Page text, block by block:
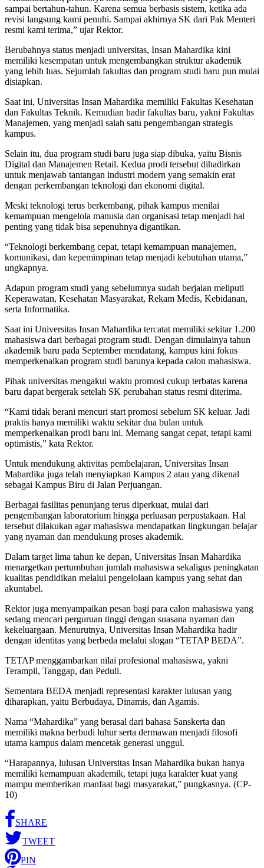
“Alhamdulillah, prosesnya memang tidak instan, tetapi juga tidak
sampai bertahun-tahun. Karena semua berbasis sistem, ketika ada
revisi langsung kami penuhi. Sampai akhirnya SK dari Pak Menteri
resmi kami terima,” ujar Rektor.
Berubahnya status menjadi universitas, Insan Mahardika kini
memiliki kesempatan untuk mengembangkan struktur akademik
yang lebih luas. Sejumlah fakultas dan program studi baru pun mulai
disiapkan.
Saat ini, Universitas Insan Mahardika memiliki Fakultas Kesehatan
dan Fakultas Teknik. Kemudian hadir fakultas baru, yakni Fakultas
Manajemen, yang menjadi salah satu pengembangan strategis
kampus.
Selain itu, dua program studi baru juga siap dibuka, yaitu Bisnis
Digital dan Manajemen Retail. Kedua prodi tersebut dihadirkan
untuk menjawab tantangan industri modern yang semakin erat
dengan perkembangan teknologi dan ekonomi digital.
Meski teknologi terus berkembang, pihak kampus menilai
kemampuan mengelola manusia dan organisasi tetap menjadi hal
penting yang tidak bisa sepenuhnya digantikan.
“Teknologi berkembang cepat, tetapi kemampuan manajemen,
komunikasi, dan kepemimpinan tetap menjadi kebutuhan utama,”
ungkapnya.
Adapun program studi yang sebelumnya sudah berjalan meliputi
Keperawatan, Kesehatan Masyarakat, Rekam Medis, Kebidanan,
serta Informatika.
Saat ini Universitas Insan Mahardika tercatat memiliki sekitar 1.200
mahasiswa dari berbagai program studi. Dengan dimulainya tahun
akademik baru pada September mendatang, kampus kini fokus
memperkenalkan program studi barunya kepada calon mahasiswa.
Pihak universitas mengakui waktu promosi cukup terbatas karena
baru dapat bergerak setelah SK perubahan status resmi diterima.
“Kami tidak berani mencuri start promosi sebelum SK keluar. Jadi
praktis hanya memiliki waktu sekitar dua bulan untuk
memperkenalkan prodi baru ini. Memang sangat cepat, tetapi kami
optimistis,” kata Rektor.
Untuk mendukung aktivitas pembelajaran, Universitas Insan
Mahardika juga telah menyiapkan Kampus 2 atau yang dikenal
sebagai Kampus Biru di Jalan Perjuangan.
Berbagai fasilitas penunjang terus diperkuat, mulai dari
pengembangan laboratorium hingga perluasan perpustakaan. Hal
tersebut dilakukan agar mahasiswa mendapatkan lingkungan belajar
yang nyaman dan mendukung proses akademik.
Dalam target lima tahun ke depan, Universitas Insan Mahardika
menargetkan pertumbuhan jumlah mahasiswa sekaligus peningkatan
kualitas pendidikan melalui pengelolaan kampus yang sehat dan
akuntabel.
Rektor juga menyampaikan pesan bagi para calon mahasiswa yang
sedang mencari perguruan tinggi dengan suasana nyaman dan
kekeluargaan. Menurutnya, Universitas Insan Mahardika hadir
dengan identitas yang berbeda melalui slogan “TETAP BEDA”.
TETAP menggambarkan nilai profesional mahasiswa, yakni
Terampil, Tanggap, dan Peduli.
Sementara BEDA menjadi representasi karakter lulusan yang
diharapkan, yaitu Berbudaya, Dinamis, dan Agamis.
Nama “Mahardika” yang berasal dari bahasa Sanskerta dan
memiliki makna berbudi luhur serta dermawan menjadi filosofi
utama kampus dalam mencetak generasi unggul.
“Harapannya, lulusan Universitas Insan Mahardika bukan hanya
memiliki kemampuan akademik, tetapi juga karakter kuat yang
mampu memberikan manfaat bagi masyarakat,” pungkasnya. (CP-
10)
SHARE
TWEET
PIN